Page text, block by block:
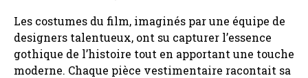
Les costumes du film, imaginés par une équipe de
designers talentueux, ont su capturer l’essence
gothique de l’histoire tout en apportant une touche
moderne. Chaque pièce vestimentaire racontait sa